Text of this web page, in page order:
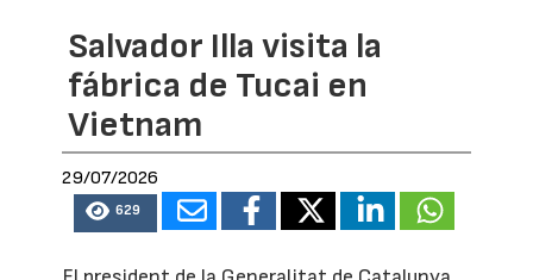
Salvador Illa visita la
fábrica de Tucai en
Vietnam
29/07/2026
629